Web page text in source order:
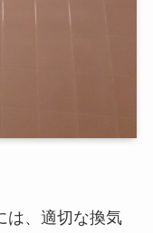
は、適切な換気